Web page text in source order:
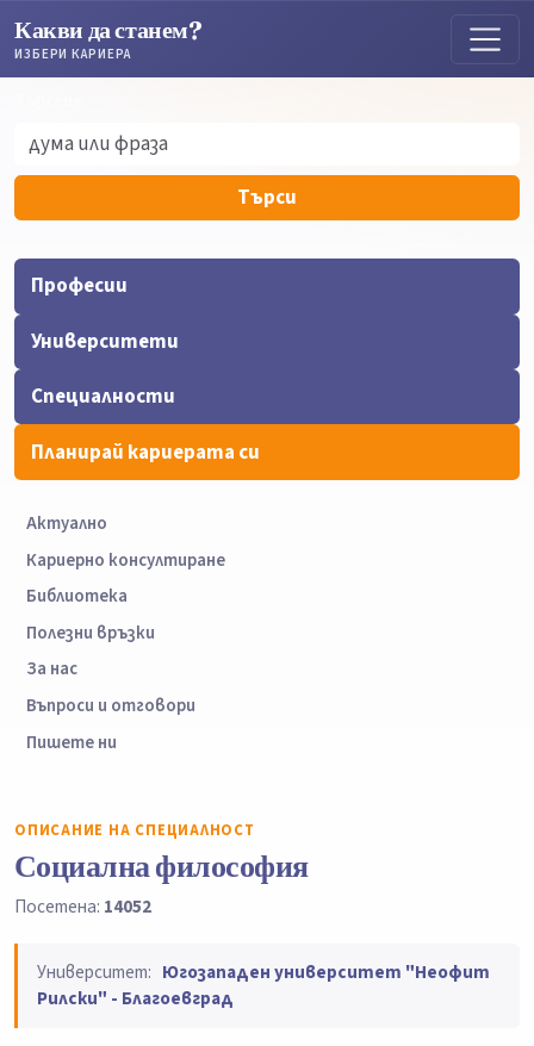
Какви да станем?
ИЗБЕРИ КАРИЕРА
Търси
Професии
Университети
Специалности
Планирай кариерата си
Актуално
Кариерно консултиране
Библиотека
Полезни връзки
За нас
Въпроси и отговори
Пишете ни
ОПИСАНИЕ НА СПЕЦИАЛНОСТ
Социална философия
Посетена: 14052
Университет: Югозападен университет "Неофит
Рилски" - Благоевград